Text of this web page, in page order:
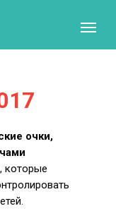
очки,
которые